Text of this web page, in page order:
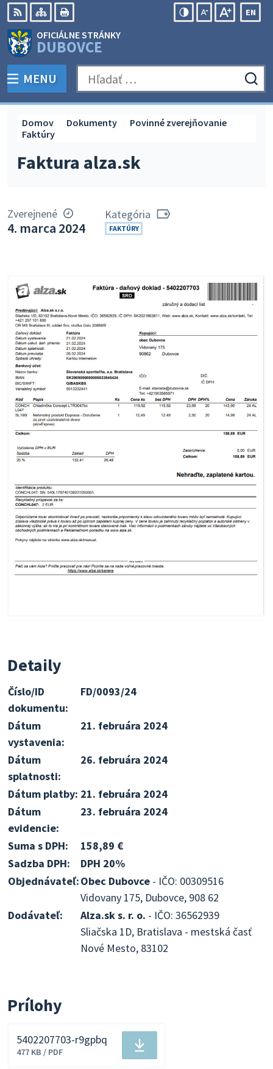
Preskočiť
na
obsah
RSS Mapa
EN
OFICIÁLNE STRÁNKY
DUBOVCE
PREPNÚŤ
MENU Hľadať:
Faktura alza.sk
Domov Dokumenty
Povinné zverejňovanie
Faktúry
Zverejnené
4. marca 2024
Kategória
FAKTÚRY
Detaily
Číslo/ID
dokumentu:
FD/0093/24
Dátum
vystavenia:
21. februára 2024
Dátum
splatnosti:
26. februára 2024
Dátum platby: 21. februára 2024
Dátum
evidencie:
23. februára 2024
Suma s DPH:
158,89 €
Sadzba DPH:
DPH 20%
Objednávateľ:Obec Dubovce - IČO: 00309516
Vidovany 175, Dubovce, 908 62
Dodávateľ:
Alza.sk s. r. o. - IČO: 36562939
Sliačska 1D, Bratislava - mestská časť
Nové Mesto, 83102
Prílohy
Stiahnuť
5402207703-r9gpbq
477 KB / PDF